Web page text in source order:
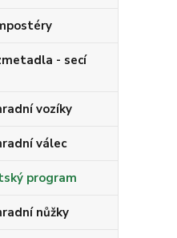
- secí
vozíky
válec
program
nůžky